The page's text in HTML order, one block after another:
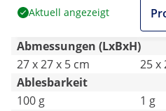
Aktuell angezeigt
Abmessungen (LxBxH)
27 x 27 x 5 cm
25 x
Ablesbarkeit
100 g
1 g